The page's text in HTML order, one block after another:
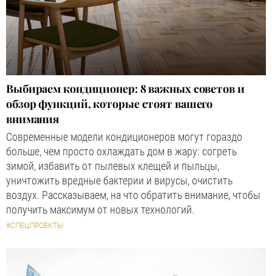
Выбираем кондиционер: 8 важных советов и
обзор функций, которые стоят вашего
внимания
Современные модели кондиционеров могут гораздо
больше, чем просто охлаждать дом в жару: согреть
зимой, избавить от пылевых клещей и пыльцы,
уничтожить вредные бактерии и вирусы, очистить
воздух. Рассказываем, на что обратить внимание, чтобы
получить максимум от новых технологий.
#СПЕЦПРОЕКТЫ